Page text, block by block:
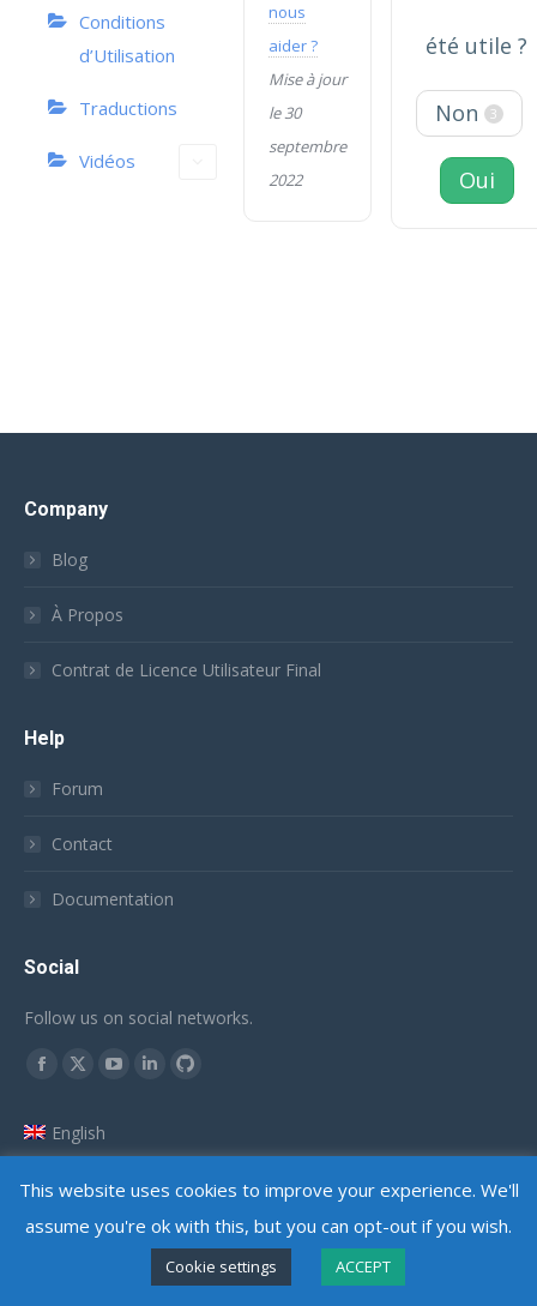
Conditions
d’Utilisation
Traductions
Vidéos
nous
aider ?
Mise à jour
le 30
septembre
2022
été utile ?
Non 3
Oui
Company
Blog
À Propos
Contrat de Licence Utilisateur Final
Help
Forum
Contact
Documentation
Social
Follow us on social networks.
Trouvez nous sur :
Facebook
opens
new
window
X
opens
new
window
YouTube
new
window
LinkedIn
new
window
Github
new
window
English
Français
Copyright @ 2010 - 2026 Adlice Software- All Rights Reserved
This website uses cookies to improve your experience. We'll
assume you're ok with this, but you can opt-out if you wish.
Cookie settings ACCEPT